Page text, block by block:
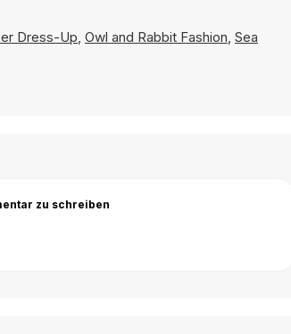
Dress-Up, Owl and Rabbit Fashion, Sea
zu schreiben